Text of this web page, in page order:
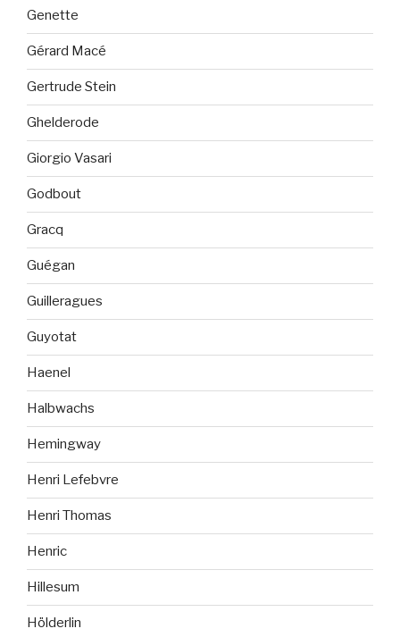
Genette
Gérard Macé
Gertrude Stein
Ghelderode
Giorgio Vasari
Godbout
Gracq
Guégan
Guilleragues
Guyotat
Haenel
Halbwachs
Hemingway
Henri Lefebvre
Henri Thomas
Henric
Hillesum
Hölderlin